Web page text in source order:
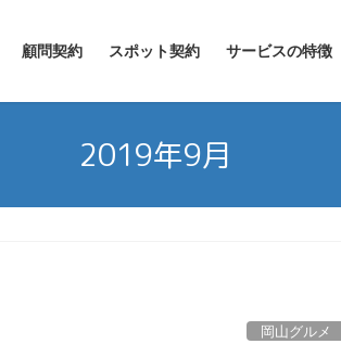
顧問契約 スポット契約 サービスの特徴
2019年9月
岡山グルメ